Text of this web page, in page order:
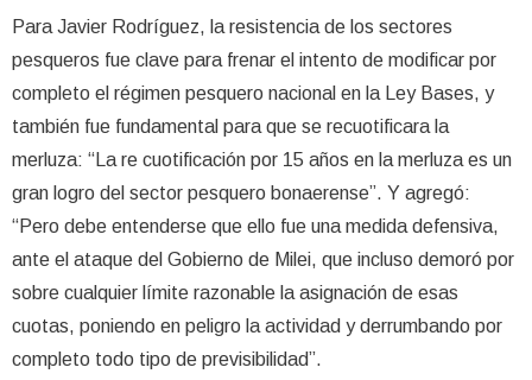
Para Javier Rodríguez, la resistencia de los sectores
pesqueros fue clave para frenar el intento de modificar por
completo el régimen pesquero nacional en la Ley Bases, y
también fue fundamental para que se recuotificara la
merluza: “La re cuotificación por 15 años en la merluza es un
gran logro del sector pesquero bonaerense”. Y agregó:
“Pero debe entenderse que ello fue una medida defensiva,
ante el ataque del Gobierno de Milei, que incluso demoró por
sobre cualquier límite razonable la asignación de esas
cuotas, poniendo en peligro la actividad y derrumbando por
completo todo tipo de previsibilidad”.